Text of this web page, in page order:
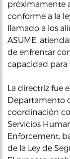
próximamente
conforme a la
llamado a los
ASUME,
de enfrentar
capacidad para
La directriz fue
Departamento
coordinación
Servicios
Enforcement,
de la Ley de